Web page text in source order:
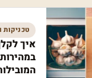
טכניקות
איך